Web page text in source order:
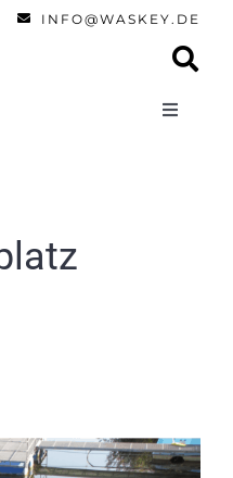
INFO@WASKEY.DE
Toggle